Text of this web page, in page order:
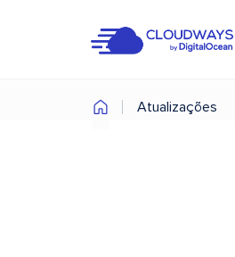
Atualizações